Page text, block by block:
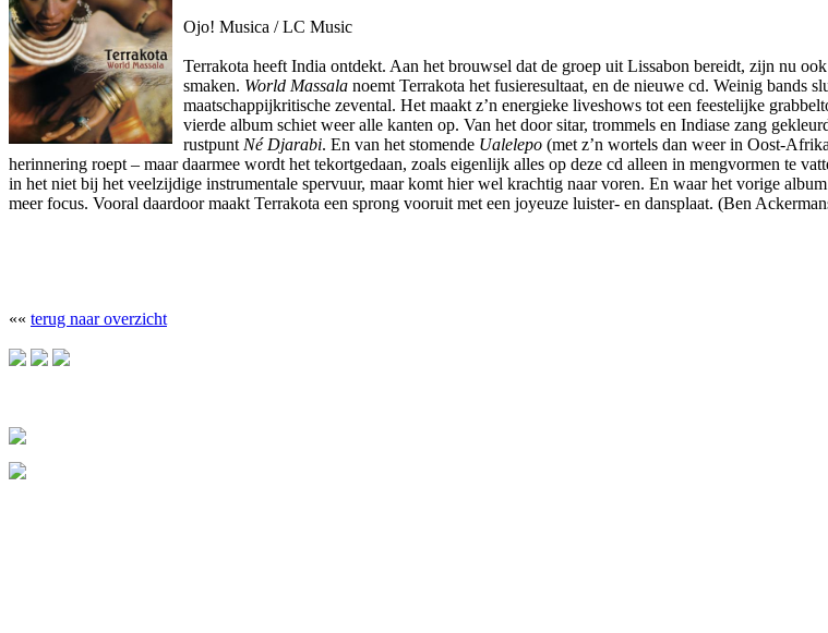
Ojo! Musica / LC Music
Terrakota heeft India ontdekt. Aan het brouwsel dat de groep uit Lissabon bereidt, zijn nu
smaken. World Massala noemt Terrakota het fusieresultaat, en de nieuwe cd. Weinig bands
maatschappijkritische zevental. Het maakt z’n energieke liveshows tot een feestelijke
vierde album schiet weer alle kanten op. Van het door sitar, trommels en Indiase zang
rustpunt Né Djarabi. En van het stomende Ualelepo (met z’n wortels dan weer in Oost-
herinnering roept – maar daarmee wordt het tekortgedaan, zoals eigenlijk alles op deze cd alleen in mengvormen te
in het niet bij het veelzijdige instrumentale spervuur, maar komt hier wel krachtig naar voren. En waar het vorige album
meer focus. Vooral daardoor maakt Terrakota een sprong vooruit met een joyeuze luister- en dansplaat. (Ben
«« terug naar overzicht